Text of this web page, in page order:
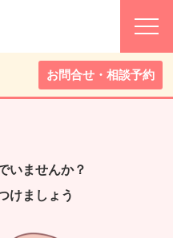
お問合せ・相談予約
いませんか？
けましょう